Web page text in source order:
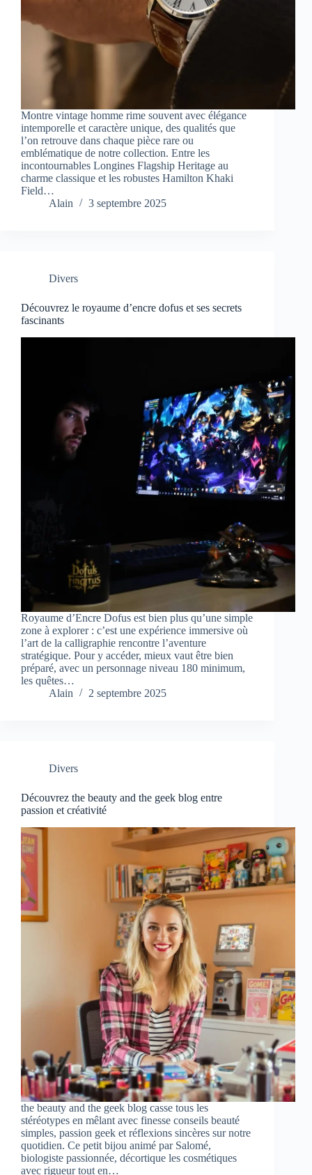
Montre vintage homme rime souvent avec élégance
intemporelle et caractère unique, des qualités que
l’on retrouve dans chaque pièce rare ou
emblématique de notre collection. Entre les
incontournables Longines Flagship Heritage au
charme classique et les robustes Hamilton Khaki
Field…
Alain
3 septembre 2025
Divers
Découvrez le royaume d’encre dofus et ses secrets
fascinants
Royaume d’Encre Dofus est bien plus qu’une simple
zone à explorer : c’est une expérience immersive où
l’art de la calligraphie rencontre l’aventure
stratégique. Pour y accéder, mieux vaut être bien
préparé, avec un personnage niveau 180 minimum,
les quêtes…
Alain
2 septembre 2025
Divers
Découvrez the beauty and the geek blog entre
passion et créativité
the beauty and the geek blog casse tous les
stéréotypes en mêlant avec finesse conseils beauté
simples, passion geek et réflexions sincères sur notre
quotidien. Ce petit bijou animé par Salomé,
biologiste passionnée, décortique les cosmétiques
avec rigueur tout en…